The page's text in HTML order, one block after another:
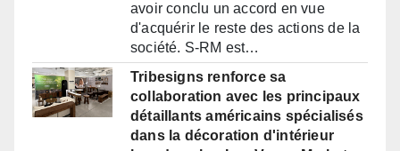
avoir conclu un accord en vue
d'acquérir le reste des actions de la
société. S-RM est…
Tribesigns renforce sa
collaboration avec les principaux
détaillants américains spécialisés
dans la décoration d'intérieur